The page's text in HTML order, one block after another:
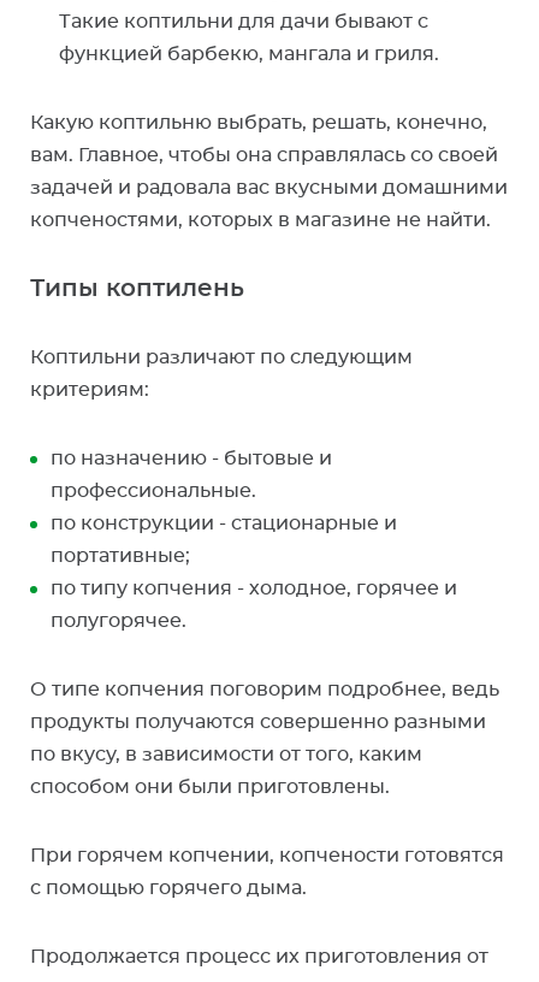
Такие коптильни для дачи бывают с
функцией барбекю, мангала и гриля.
Какую коптильню выбрать, решать, конечно,
вам. Главное, чтобы она справлялась со своей
задачей и радовала вас вкусными домашними
копченостями, которых в магазине не найти.
Типы коптилень
Коптильни различают по следующим
критериям:
по назначению - бытовые и
профессиональные.
по конструкции - стационарные и
портативные;
по типу копчения - холодное, горячее и
полугорячее.
О типе копчения поговорим подробнее, ведь
продукты получаются совершенно разными
по вкусу, в зависимости от того, каким
способом они были приготовлены.
При горячем копчении, копчености готовятся
с помощью горячего дыма.
Продолжается процесс их приготовления от